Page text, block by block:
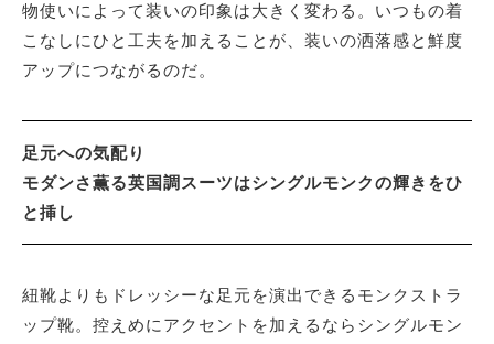
物使いによって装いの印象は大きく変わる。いつもの着
こなしにひと工夫を加えることが、装いの洒落感と鮮度
アップにつながるのだ。
足元への気配り
モダンさ薫る英国調スーツはシングルモンクの輝きをひ
と挿し
紐靴よりもドレッシーな足元を演出できるモンクストラ
ップ靴。控えめにアクセントを加えるならシングルモン
ABOUT SITE